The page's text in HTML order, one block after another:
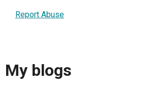
Report Abuse
My blogs